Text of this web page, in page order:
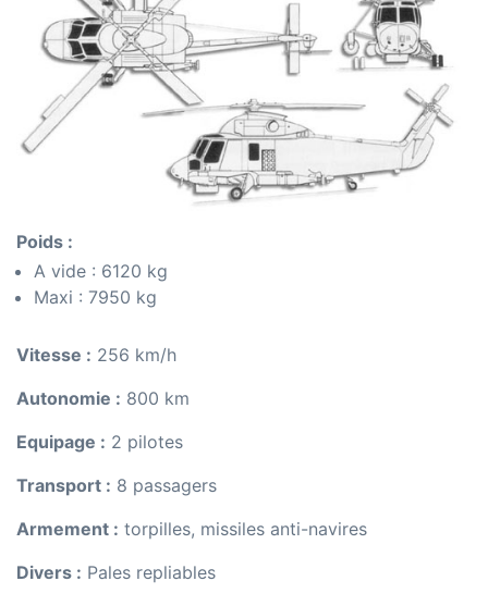
Poids :
A vide : 6120 kg
Maxi : 7950 kg
Vitesse : 256 km/h
Autonomie : 800 km
Equipage : 2 pilotes
Transport : 8 passagers
Armement : torpilles, missiles anti-navires
Divers : Pales repliables